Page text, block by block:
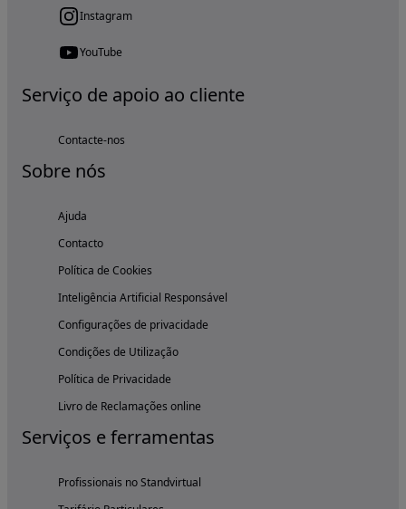
Instagram
YouTube
Serviço de apoio ao cliente
Contacte-nos
Sobre nós
Ajuda
Contacto
Política de Cookies
Inteligência Artificial Responsável
Configurações de privacidade
Condições de Utilização
Política de Privacidade
Livro de Reclamações online
Serviços e ferramentas
Profissionais no Standvirtual